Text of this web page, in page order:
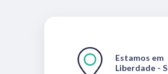
Estamos em
Liberdade -